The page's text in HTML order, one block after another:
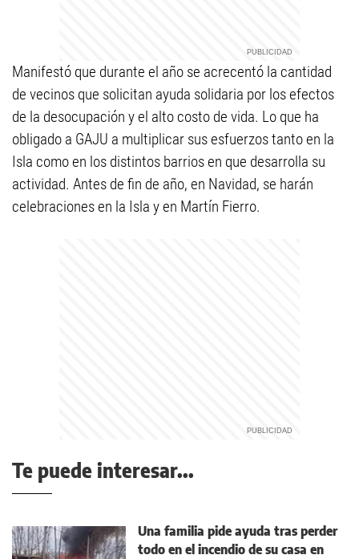
Manifestó que durante el año se acrecentó la cantidad
de vecinos que solicitan ayuda solidaria por los efectos
de la desocupación y el alto costo de vida. Lo que ha
obligado a GAJU a multiplicar sus esfuerzos tanto en la
Isla como en los distintos barrios en que desarrolla su
actividad. Antes de fin de año, en Navidad, se harán
celebraciones en la Isla y en Martín Fierro.
Te puede interesar...
Una familia pide ayuda tras perder
todo en el incendio de su casa en